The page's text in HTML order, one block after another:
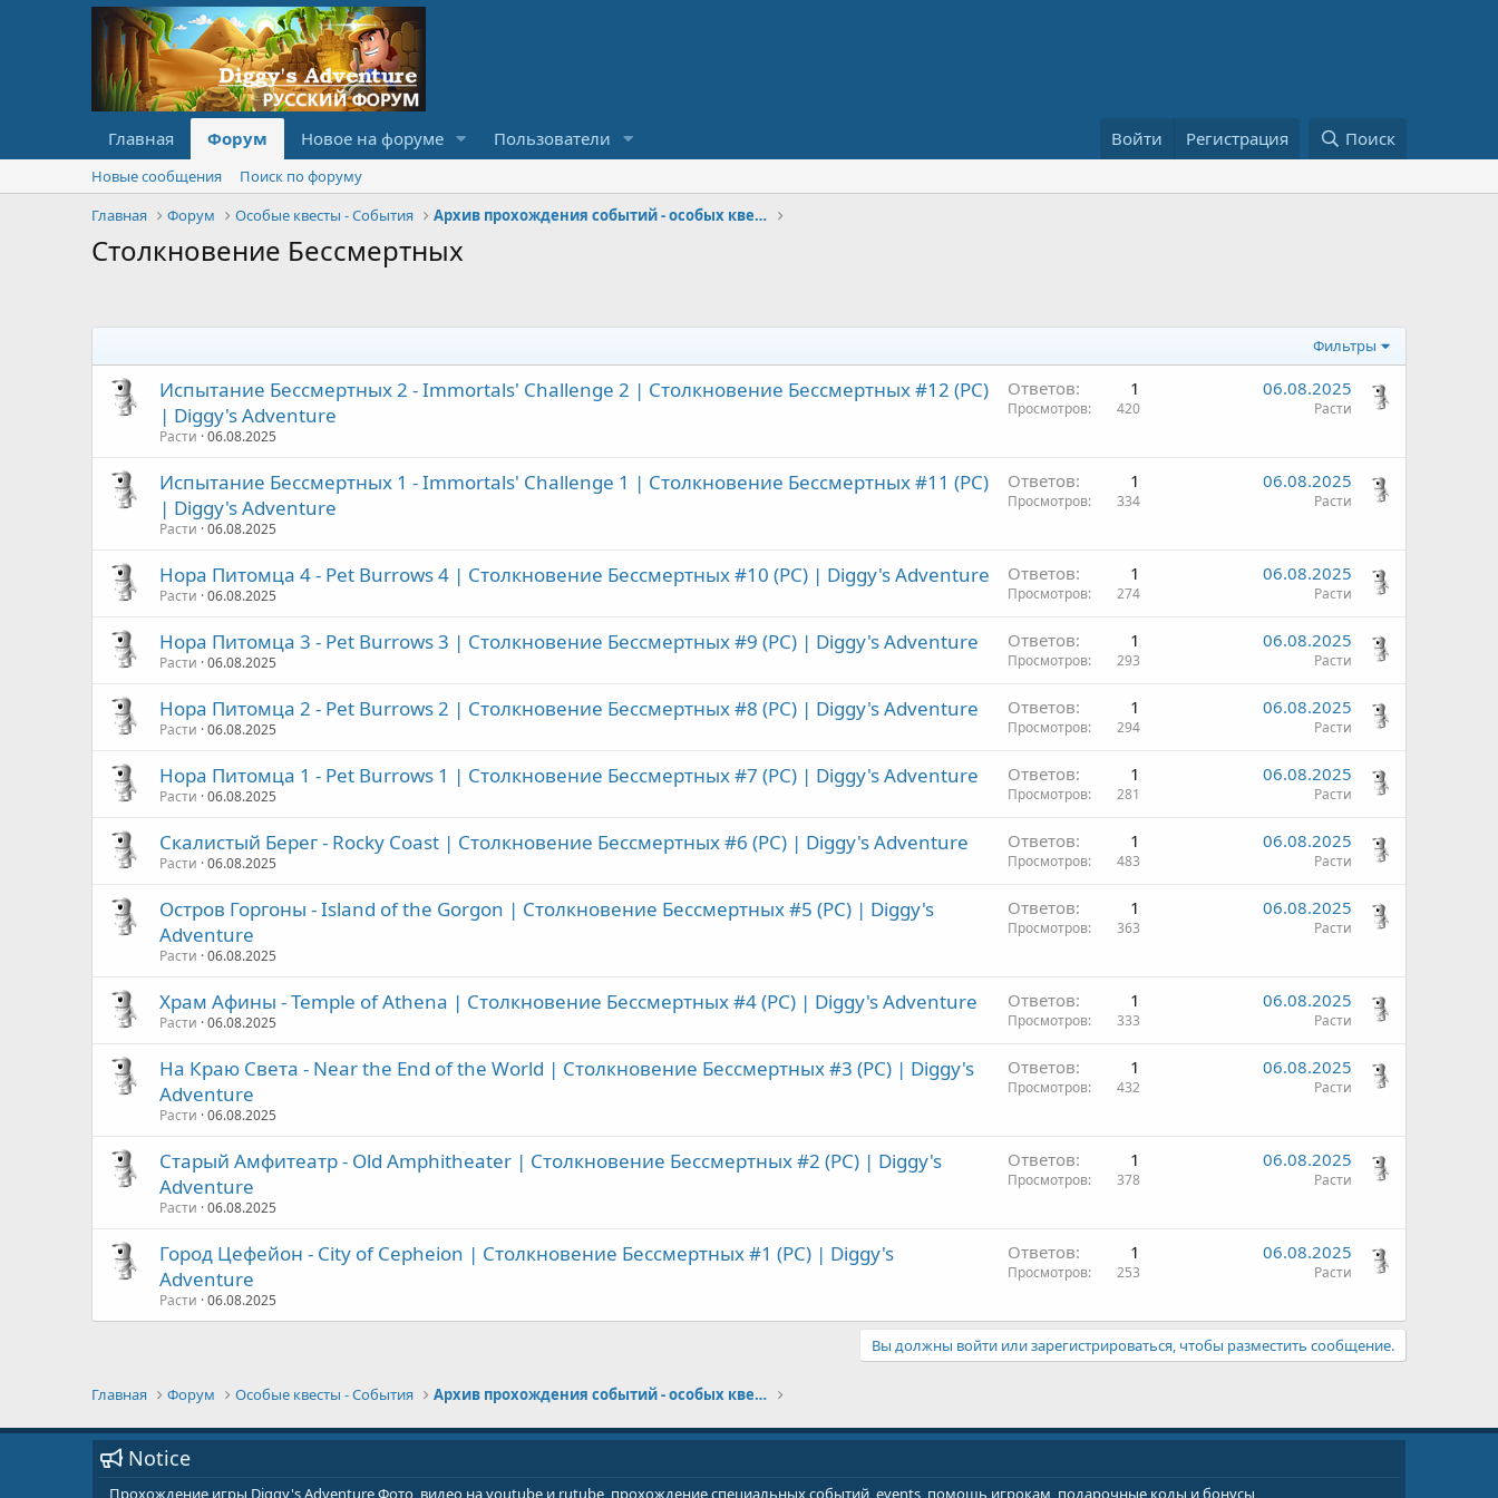
Главная Форум Новое на форуме Пользователи Войти Регистрация Поиск
Новые сообщения
Поиск по форуму
Главная
Форум Особые квесты - События Архив прохождения событий - особых квестов
Столкновение Бессмертных
Фильтры
Испытание Бессмертных 2 - Immortals' Challenge 2 | Столкновение Бессмертных #12 (PC)
| Diggy's Adventure
Расти 06.08.2025
Ответов 1
Просмотров 420
06.08.2025
Расти
Испытание Бессмертных 1 - Immortals' Challenge 1 | Столкновение Бессмертных #11 (PC)
| Diggy's Adventure
Расти 06.08.2025
Ответов 1
Просмотров 334
06.08.2025
Расти
Нора Питомца 4 - Pet Burrows 4 | Столкновение Бессмертных #10 (PC) | Diggy's Adventure
Расти 06.08.2025
Ответов 1
Просмотров 274
06.08.2025
Расти
Нора Питомца 3 - Pet Burrows 3 | Столкновение Бессмертных #9 (PC) | Diggy's Adventure
Расти 06.08.2025
Ответов 1
Просмотров 293
06.08.2025
Расти
Нора Питомца 2 - Pet Burrows 2 | Столкновение Бессмертных #8 (PC) | Diggy's Adventure
Расти 06.08.2025
Ответов 1
Просмотров 294
06.08.2025
Расти
Нора Питомца 1 - Pet Burrows 1 | Столкновение Бессмертных #7 (PC) | Diggy's Adventure
Расти 06.08.2025
Ответов 1
Просмотров 281
06.08.2025
Расти
Скалистый Берег - Rocky Coast | Столкновение Бессмертных #6 (PC) | Diggy's Adventure
Расти 06.08.2025
Ответов 1
Просмотров 483
06.08.2025
Расти
Остров Горгоны - Island of the Gorgon | Столкновение Бессмертных #5 (PC) | Diggy's
Adventure
Расти 06.08.2025
Ответов 1
Просмотров 363
06.08.2025
Расти
Храм Афины - Temple of Athena | Столкновение Бессмертных #4 (PC) | Diggy's Adventure
Расти 06.08.2025
Ответов 1
Просмотров 333
06.08.2025
Расти
На Краю Света - Near the End of the World | Столкновение Бессмертных #3 (PC) | Diggy's
Adventure
Расти 06.08.2025
Ответов 1
Просмотров 432
06.08.2025
Расти
Старый Амфитеатр - Old Amphitheater | Столкновение Бессмертных #2 (PC) | Diggy's
Adventure
Расти 06.08.2025
Ответов 1
Просмотров 378
06.08.2025
Расти
Город Цефейон - City of Cepheion | Столкновение Бессмертных #1 (PC) | Diggy's
Adventure
Расти 06.08.2025
Ответов 1
Просмотров 253
06.08.2025
Расти
Вы должны войти или зарегистрироваться, чтобы разместить сообщение.
Главная Форум Особые квесты - События Архив прохождения событий - особых квестов
Notice
Прохождение игры Diggy's Adventure Фото, видео на youtube и rutube, прохождение специальных событий, events, помощь игрокам, подарочные коды и бонусы